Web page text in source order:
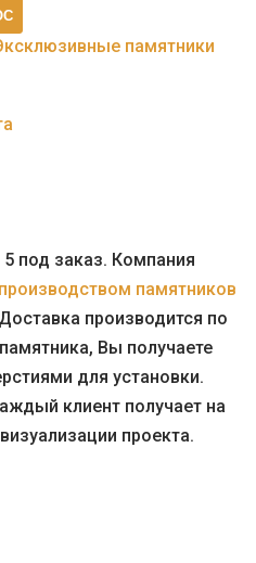
памятники
под заказ. Компания
производством памятников
производится по
Вы получаете
для установки.
клиент получает на
проекта.